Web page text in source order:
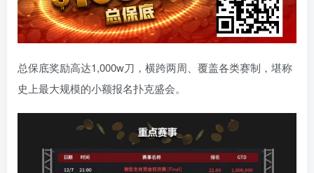
总保底奖励高达1,000w刀，横跨两周、覆盖各类赛制，堪称
史上最大规模的小额报名扑克盛会。